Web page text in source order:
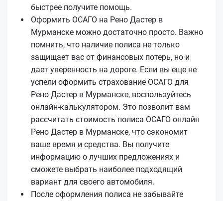
быстрее получите помощь.
Оформить ОСАГО на Рено Дастер в
Мурманске можно достаточно просто. Важно
помнить, что наличие полиса не только
защищает вас от финансовых потерь, но и
дает уверенность на дороге. Если вы еще не
успели оформить страхование ОСАГО для
Рено Дастер в Мурманске, воспользуйтесь
онлайн-калькулятором. Это позволит вам
рассчитать стоимость полиса ОСАГО онлайн
Рено Дастер в Мурманске, что сэкономит
ваше время и средства. Вы получите
информацию о лучших предложениях и
сможете выбрать наиболее подходящий
вариант для своего автомобиля.
После оформления полиса не забывайте